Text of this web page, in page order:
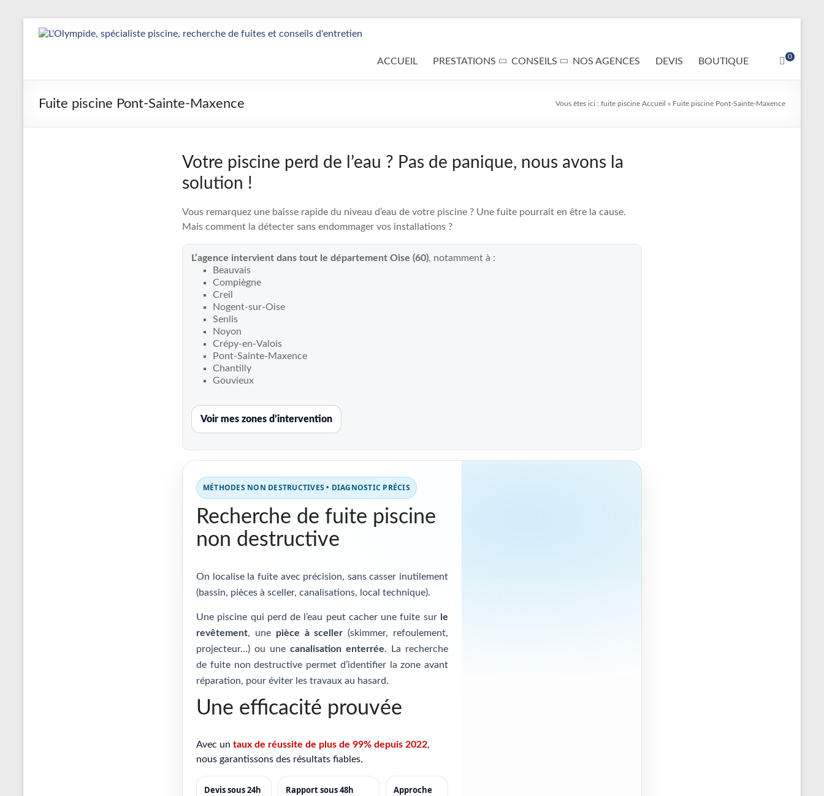
Détection
Fuite
0
ACCUEIL PRESTATIONS CONSEILS NOS AGENCES DEVIS BOUTIQUE
Fuite piscine Pont-Sainte-Maxence Vous êtes ici : fuite piscine Accueil » Fuite piscine Pont-Sainte-Maxence
Votre piscine perd de l’eau ? Pas de panique, nous avons la
solution !
Vous remarquez une baisse rapide du niveau d’eau de votre piscine ? Une fuite pourrait en être la cause.
Mais comment la détecter sans endommager vos installations ?
L’agence intervient dans tout le département Oise (60), notamment à :
Beauvais
Compiègne
Creil
Nogent-sur-Oise
Senlis
Noyon
Crépy-en-Valois
Pont-Sainte-Maxence
Chantilly
Gouvieux
Voir mes zones d’intervention
MÉTHODES NON DESTRUCTIVES • DIAGNOSTIC PRÉCIS
Recherche de fuite piscine
non destructive
On localise la fuite avec précision, sans casser inutilement
(bassin, pièces à sceller, canalisations, local technique).
Une piscine qui perd de l’eau peut cacher une fuite sur le
revêtement, une pièce à sceller (skimmer, refoulement,
projecteur…) ou une canalisation enterrée. La recherche
de fuite non destructive permet d’identifier la zone avant
réparation, pour éviter les travaux au hasard.
Une efficacité prouvée
Avec un taux de réussite de plus de 99% depuis 2022,
nous garantissons des résultats fiables.
Devis sous 24h Rapport sous 48h
Approche